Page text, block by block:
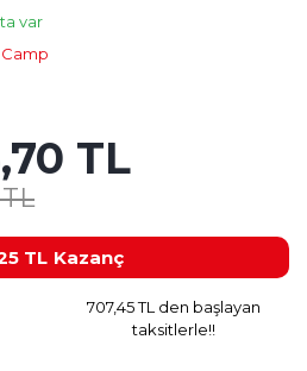
var
TL
TL Kazanç
707,45 TL den başlayan
taksitlerle!!